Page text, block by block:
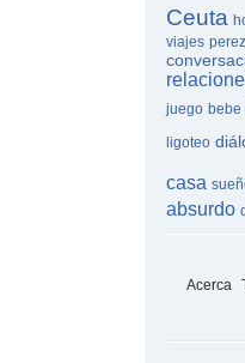
Ceuta
viajes
juego bebe
ligoteo
casa
absurdo
Acerca